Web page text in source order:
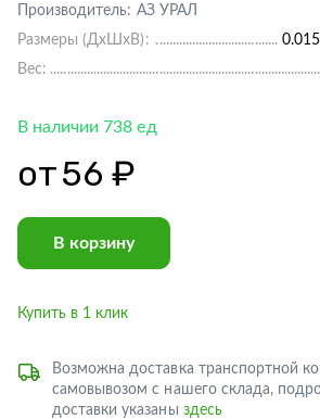
Производитель: АЗ УРАЛ
Размеры (ДхШхВ):
Вес:
В наличии 738 ед
от56 ₽
В корзину
Купить в 1 клик
Возможна доставка транспортной
самовывозом с нашего склада,
доставки указаны здесь